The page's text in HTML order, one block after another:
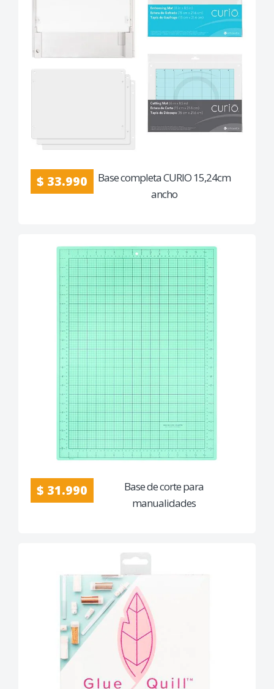
$ 33.990
Base completa CURIO 15,24cm
ancho
$ 31.990
Base de corte para
manualidades